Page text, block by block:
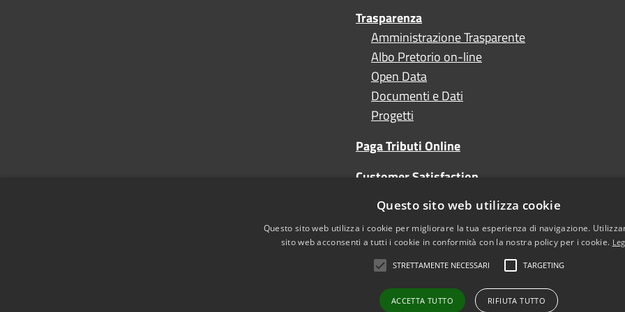
Trasparenza
Amministrazione Trasparente
Albo Pretorio on-line
Open Data
Documenti e Dati
Progetti
Paga Tributi Online
Customer Satisfaction
Turismo
Questo sito web utilizza cookie
Questo sito web utilizza i cookie per migliorare la tua esperienza di navigazione.
sito web acconsenti a tutti i cookie in conformità con la nostra policy per i cookie.
STRETTAMENTE NECESSARI TARGETING
ACCETTA TUTTO RIFIUTA TUTTO